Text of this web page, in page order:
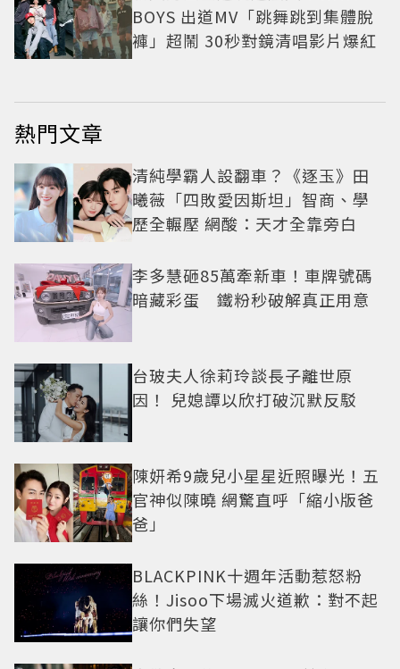
BOYS 出道MV「跳舞跳到集體脫
褲」超鬧 30秒對鏡清唱影片爆紅
熱門文章
清純學霸人設翻車？《逐玉》田
曦薇「四敗愛因斯坦」智商、學
歷全輾壓 網酸：天才全靠旁白
李多慧砸85萬牽新車！車牌號碼
暗藏彩蛋 鐵粉秒破解真正用意
台玻夫人徐莉玲談長子離世原
因！ 兒媳譚以欣打破沉默反駁
陳妍希9歲兒小星星近照曝光！五
官神似陳曉 網驚直呼「縮小版爸
爸」
BLACKPINK十週年活動惹怒粉
絲！Jisoo下場滅火道歉：對不起
讓你們失望